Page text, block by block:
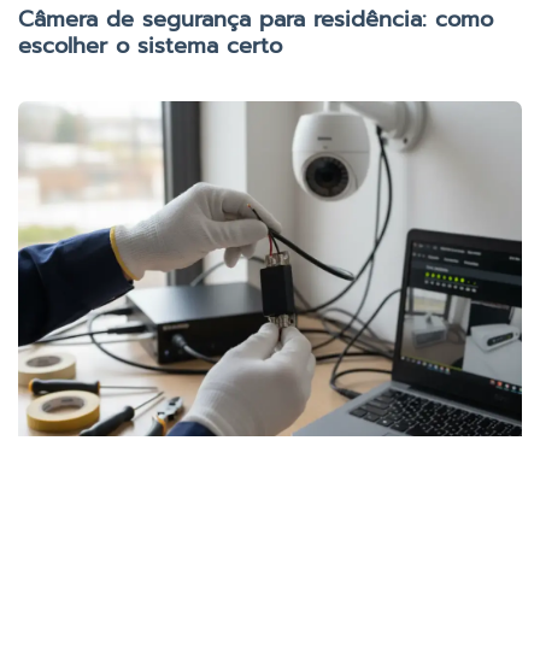
Câmera de segurança para residência: como
escolher o sistema certo